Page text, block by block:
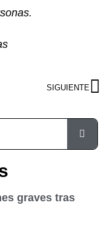
SIGUIENTE
graves tras